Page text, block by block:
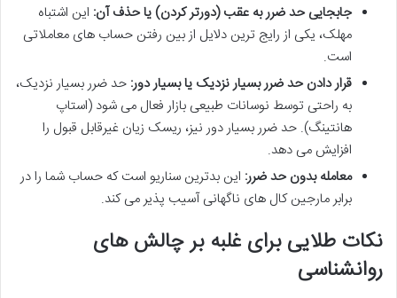
جابجایی حد ضرر به عقب (دورتر کردن) یا حذف آن: این اشتباه
مهلک، یکی از رایج ترین دلایل از بین رفتن حساب های معاملاتی
است.
قرار دادن حد ضرر بسیار نزدیک یا بسیار دور: حد ضرر بسیار نزدیک،
به راحتی توسط نوسانات طبیعی بازار فعال می شود (استاپ
هانتینگ). حد ضرر بسیار دور نیز، ریسک زیان غیرقابل قبول را
افزایش می دهد.
معامله بدون حد ضرر: این بدترین سناریو است که حساب شما را در
برابر مارجین کال های ناگهانی آسیب پذیر می کند.
نکات طلایی برای غلبه بر چالش های
روانشناسی